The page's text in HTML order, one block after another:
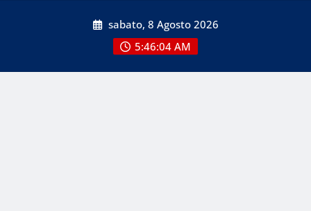
sabato, 8 Agosto 2026
5:46:06 AM